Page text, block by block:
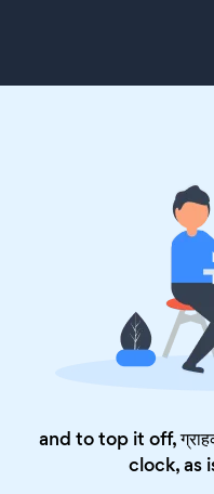
and to top it off,
clock, as